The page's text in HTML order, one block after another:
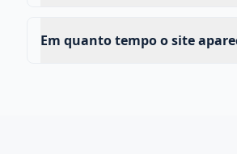
Em quanto tempo o site